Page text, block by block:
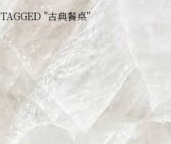
"古典餐桌"